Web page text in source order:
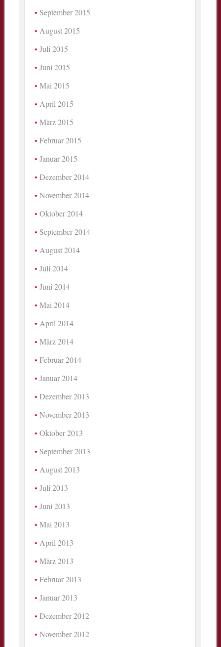
September 2015
August 2015
Juli 2015
Juni 2015
Mai 2015
April 2015
März 2015
Februar 2015
Januar 2015
Dezember 2014
November 2014
Oktober 2014
September 2014
August 2014
Juli 2014
Juni 2014
Mai 2014
April 2014
März 2014
Februar 2014
Januar 2014
Dezember 2013
November 2013
Oktober 2013
September 2013
August 2013
Juli 2013
Juni 2013
Mai 2013
April 2013
März 2013
Februar 2013
Januar 2013
Dezember 2012
November 2012